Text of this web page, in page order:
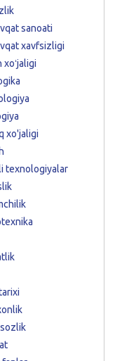
sanoati
xavfsizligi
xoʻjaligi
xo'jaligi
texnologiyalar